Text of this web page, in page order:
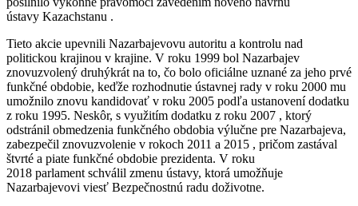
ústavy Kazachstanu .
Tieto akcie upevnili Nazarbajevovu autoritu a kontrolu nad
politickou krajinou v krajine. V roku 1999 bol Nazarbajev
znovuzvolený druhýkrát na to, čo bolo oficiálne uznané za jeho prvé
funkčné obdobie, keďže rozhodnutie ústavnej rady v roku 2000 mu
umožnilo znovu kandidovať v roku 2005 podľa ustanovení dodatku
z roku 1995. Neskôr, s využitím dodatku z roku 2007 , ktorý
odstránil obmedzenia funkčného obdobia výlučne pre Nazarbajeva,
zabezpečil znovuzvolenie v rokoch 2011 a 2015 , pričom zastával
štvrté a piate funkčné obdobie prezidenta. V roku
2018 parlament schválil zmenu ústavy, ktorá umožňuje
Nazarbajevovi viesť Bezpečnostnú radu doživotne.